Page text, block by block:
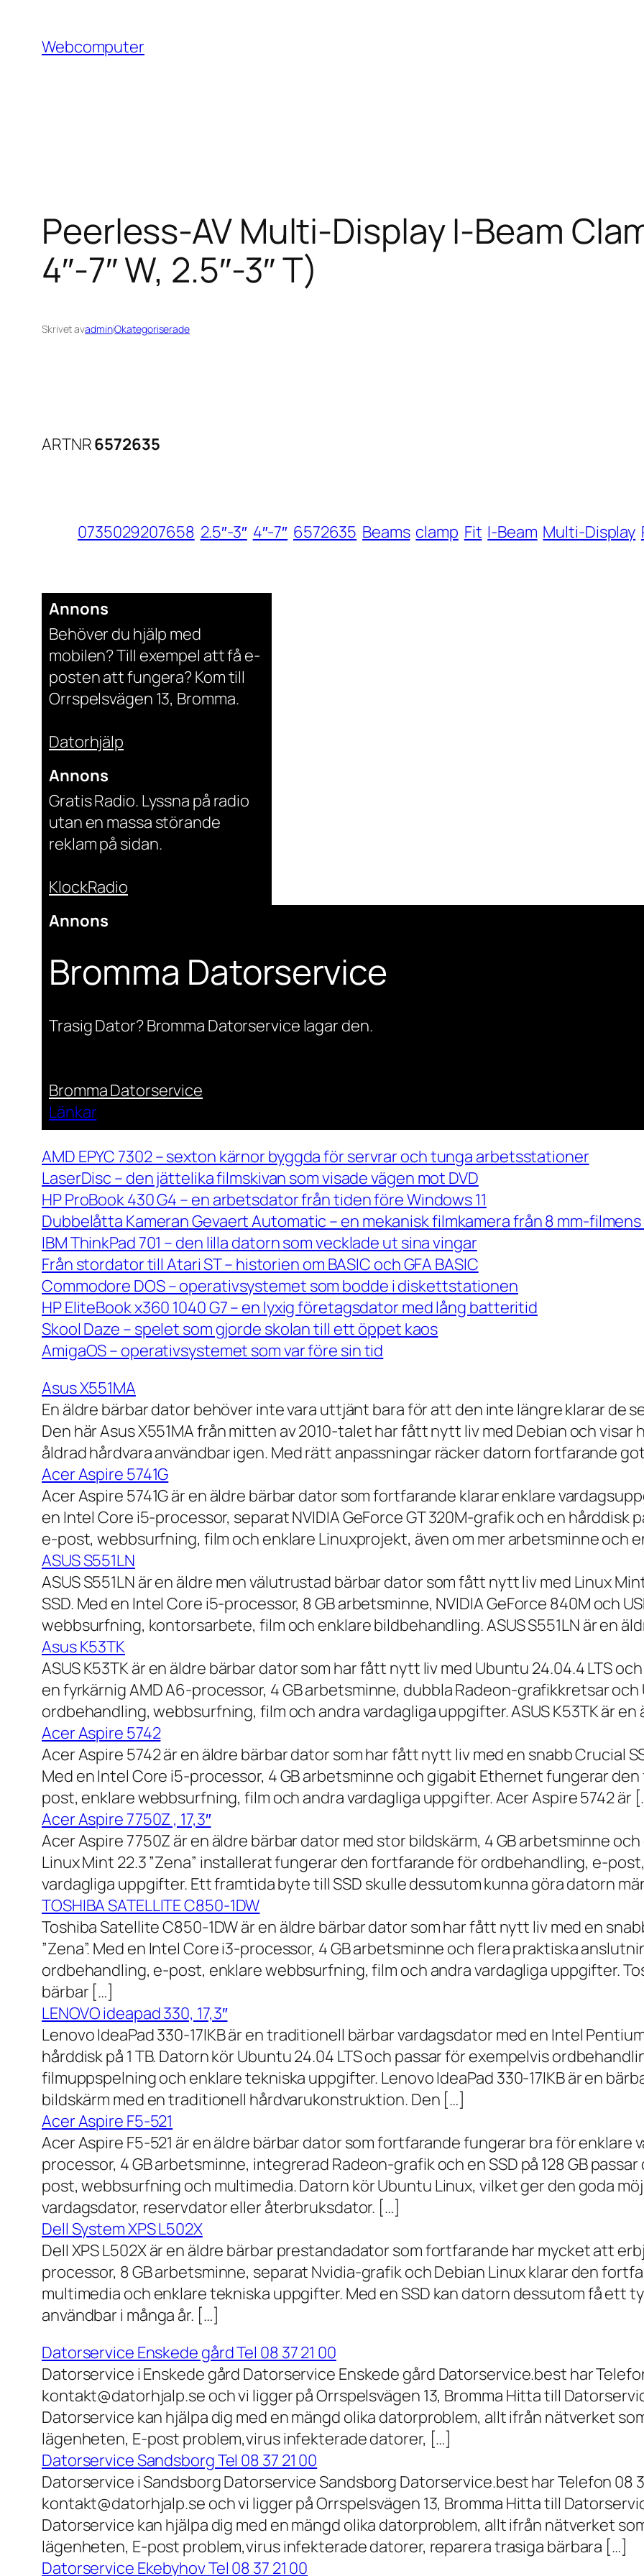
innehåll
Webcomputer
Peerless-AV Multi-Display I-Beam
4″-7″ W, 2.5″-3″ T)
Skrivet avadminiOkategoriserade
ARTNR6572635
0735029207658 2.5″-3″ 4″-7″ 6572635 Beams clamp Fit I-Beam Multi-Display
Annons
Behöver du hjälp med
mobilen? Till exempel att få e-
posten att fungera? Kom till
Orrspelsvägen 13, Bromma.
Datorhjälp
Annons
Gratis Radio. Lyssna på radio
utan en massa störande
reklam på sidan.
KlockRadio
Annons
Bromma Datorservice
Trasig Dator? Bromma Datorservice lagar den.
Bromma Datorservice
Länkar
AMD EPYC 7302 – sexton kärnor byggda för servrar och tunga arbetsstationer
LaserDisc – den jättelika filmskivan som visade vägen mot DVD
HP ProBook 430 G4 – en arbetsdator från tiden före Windows 11
Dubbelåtta Kameran Gevaert Automatic – en mekanisk filmkamera från 8 mm-
IBM ThinkPad 701 – den lilla datorn som vecklade ut sina vingar
Från stordator till Atari ST – historien om BASIC och GFA BASIC
Commodore DOS – operativsystemet som bodde i diskettstationen
HP EliteBook x360 1040 G7 – en lyxig företagsdator med lång batteritid
Skool Daze – spelet som gjorde skolan till ett öppet kaos
AmigaOS – operativsystemet som var före sin tid
Asus X551MA
En äldre bärbar dator behöver inte vara uttjänt bara för att den inte längre klarar de
Den här Asus X551MA från mitten av 2010-talet har fått nytt liv med Debian och visar
åldrad hårdvara användbar igen. Med rätt anpassningar räcker datorn fortfarande
Acer Aspire 5741G
Acer Aspire 5741G är en äldre bärbar dator som fortfarande klarar enklare
en Intel Core i5-processor, separat NVIDIA GeForce GT 320M-grafik och en hårddisk
e-post, webbsurfning, film och enklare Linuxprojekt, även om mer arbetsminne och
ASUS S551LN
ASUS S551LN är en äldre men välutrustad bärbar dator som fått nytt liv med Linux
SSD. Med en Intel Core i5-processor, 8 GB arbetsminne, NVIDIA GeForce 840M och
webbsurfning, kontorsarbete, film och enklare bildbehandling. ASUS S551LN är en
Asus K53TK
ASUS K53TK är en äldre bärbar dator som har fått nytt liv med Ubuntu 24.04.4 LTS
en fyrkärnig AMD A6-processor, 4 GB arbetsminne, dubbla Radeon-grafikkretsar
ordbehandling, webbsurfning, film och andra vardagliga uppgifter. ASUS K53TK är
Acer Aspire 5742
Acer Aspire 5742 är en äldre bärbar dator som har fått nytt liv med en snabb Crucial
Med en Intel Core i5-processor, 4 GB arbetsminne och gigabit Ethernet fungerar
post, enklare webbsurfning, film och andra vardagliga uppgifter. Acer Aspire 5742 är
Acer Aspire 7750Z , 17,3″
Acer Aspire 7750Z är en äldre bärbar dator med stor bildskärm, 4 GB arbetsminne
Linux Mint 22.3 ”Zena” installerat fungerar den fortfarande för ordbehandling, e-
vardagliga uppgifter. Ett framtida byte till SSD skulle dessutom kunna göra datorn
TOSHIBA SATELLITE C850-1DW
Toshiba Satellite C850-1DW är en äldre bärbar dator som har fått nytt liv med en
”Zena”. Med en Intel Core i3-processor, 4 GB arbetsminne och flera praktiska
ordbehandling, e-post, enklare webbsurfning, film och andra vardagliga uppgifter.
bärbar […]
LENOVO ideapad 330, 17,3″
Lenovo IdeaPad 330-17IKB är en traditionell bärbar vardagsdator med en Intel
hårddisk på 1 TB. Datorn kör Ubuntu 24.04 LTS och passar för exempelvis
filmuppspelning och enklare tekniska uppgifter. Lenovo IdeaPad 330-17IKB är en
bildskärm med en traditionell hårdvarukonstruktion. Den […]
Acer Aspire F5-521
Acer Aspire F5-521 är en äldre bärbar dator som fortfarande fungerar bra för enklare
processor, 4 GB arbetsminne, integrerad Radeon-grafik och en SSD på 128 GB
post, webbsurfning och multimedia. Datorn kör Ubuntu Linux, vilket ger den goda
vardagsdator, reservdator eller återbruksdator. […]
Dell System XPS L502X
Dell XPS L502X är en äldre bärbar prestandadator som fortfarande har mycket att
processor, 8 GB arbetsminne, separat Nvidia-grafik och Debian Linux klarar den
multimedia och enklare tekniska uppgifter. Med en SSD kan datorn dessutom få
användbar i många år. […]
Datorservice Enskede gård Tel 08 37 21 00
Datorservice i Enskede gård Datorservice Enskede gård Datorservice.best har
kontakt@datorhjalp.se och vi ligger på Orrspelsvägen 13, Bromma Hitta till
Datorservice kan hjälpa dig med en mängd olika datorproblem, allt ifrån nätverket
lägenheten, E-post problem,virus infekterade datorer, […]
Datorservice Sandsborg Tel 08 37 21 00
Datorservice i Sandsborg Datorservice Sandsborg Datorservice.best har Telefon 08
kontakt@datorhjalp.se och vi ligger på Orrspelsvägen 13, Bromma Hitta till
Datorservice kan hjälpa dig med en mängd olika datorproblem, allt ifrån nätverket
lägenheten, E-post problem,virus infekterade datorer, reparera trasiga bärbara […]
Datorservice Ekebyhov Tel 08 37 21 00